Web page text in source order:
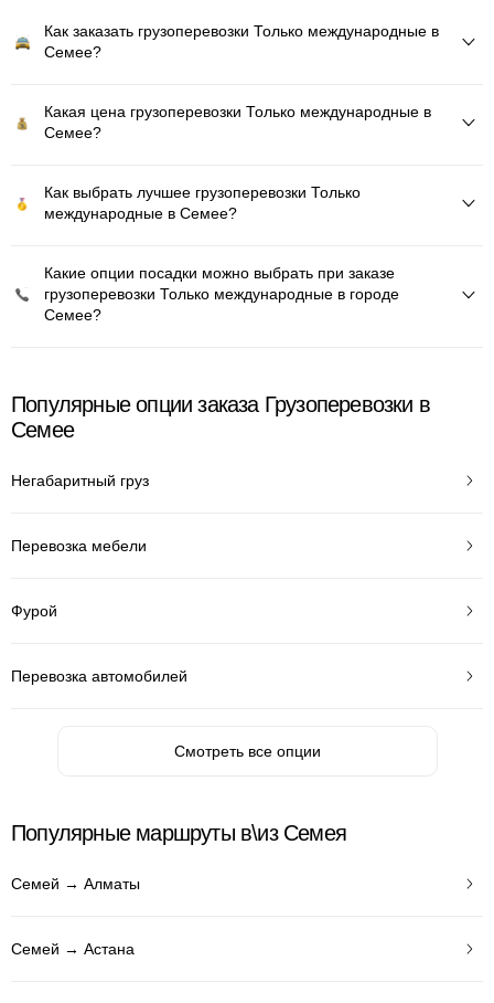
Как заказать грузоперевозки Только международные в
Семее?
Какая цена грузоперевозки Только международные в
Семее?
Как выбрать лучшее грузоперевозки Только
международные в Семее?
Какие опции посадки можно выбрать при заказе
грузоперевозки Только международные в городе
Семее?
Популярные опции заказа Грузоперевозки в
Семее
Негабаритный груз
Перевозка мебели
Фурой
Перевозка автомобилей
Смотреть все опции
Популярные маршруты в\из Семея
Семей → Алматы
Семей → Астана